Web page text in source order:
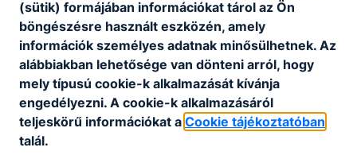
különböző, meghatározott típusú masszázst
végez és felhasználja a víz és a gyógyvizek
kedvező hatásait.
A rehabilitációs terapeuta szakma ajánlott minden
ﬁatal számára, aki jó verbális képességgel
rendelkezik, könnyen teremt kapcsolatot, szeret
embereknek tevékenyen segíteni a testi-lelki-
szociális jóllét, az életminőség javításában.
(sütik) formájában információkat tárol az Ön
böngészésre használt eszközén, amely
információk személyes adatnak minősülhetnek. Az
alábbiakban lehetősége van dönteni arról, hogy
mely típusú cookie-k alkalmazását kívánja
engedélyezni. A cookie-k alkalmazásáról
teljeskörű információkat a Cookie tájékoztatóban
talál.